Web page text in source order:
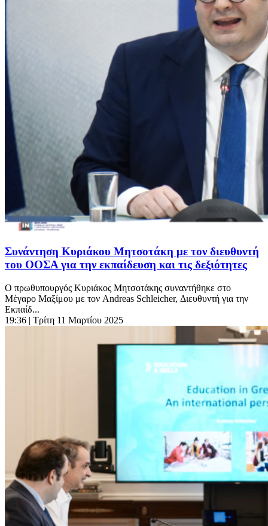
Συνάντηση Κυριάκου Μητσοτάκη με τον διευθυντή
του ΟΟΣΑ για την εκπαίδευση και τις δεξιότητες
Ο πρωθυπουργός Κυριάκος Μητσοτάκης συναντήθηκε στο
Μέγαρο Μαξίμου με τον Andreas Schleicher, Διευθυντή για την
Εκπαίδ...
19:36 | Τρίτη 11 Μαρτίου 2025